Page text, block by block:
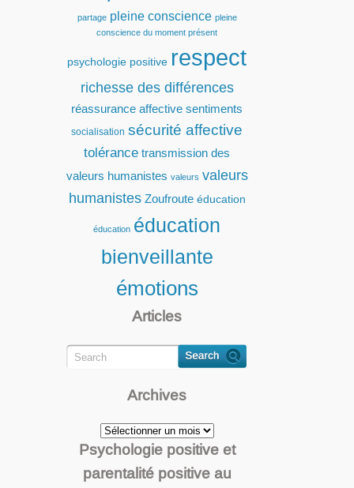
partage pleine conscience pleine
conscience du moment présent
psychologie positive respect
richesse des différences
réassurance affective sentiments
socialisation sécurité affective
tolérance transmission des
valeurs humanistes valeurs valeurs
humanistes Zoufroute éducation
éducation éducation
bienveillante
émotions
Articles
Archives
Archives
Psychologie positive et
parentalité positive au